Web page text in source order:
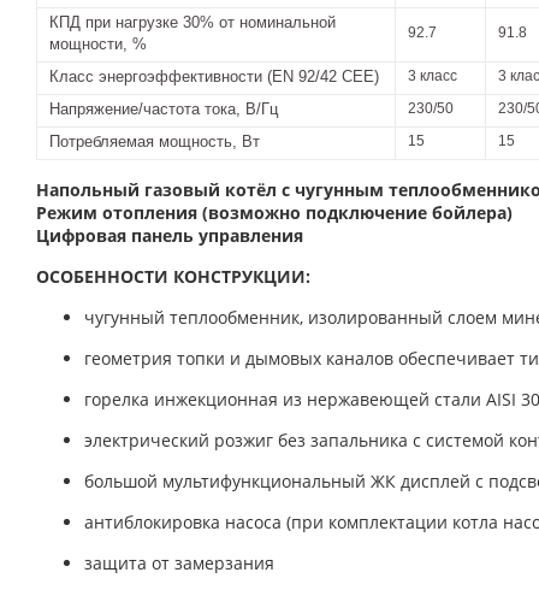
КПД при нагрузке 30% от номинальной
мощности, %
92.7 91.8
Класс энергоэффективности (EN 92/42 CEE) 3 класс 3
Напряжение/частота тока, В/Гц 230/50 230/
Потребляемая мощность, Вт 15 15
Напольный газовый котёл с чугунным
Режим отопления (возможно подключение бойлера)
Цифровая панель управления
ОСОБЕННОСТИ КОНСТРУКЦИИ:
чугунный теплообменник, изолированный слоем
геометрия топки и дымовых каналов обеспечивает
горелка инжекционная из нержавеющей стали AISI
электрический розжиг без запальника с системой
большой мультифункциональный ЖК дисплей с
антиблокировка насоса (при комплектации котла
защита от замерзания